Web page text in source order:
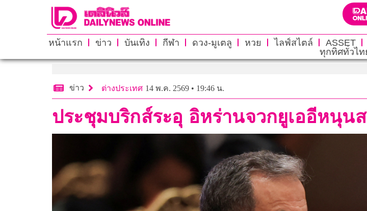
หน้าแรก ข่าว บันเทิง กีฬา ดวง-มูเตลู หวย ไลฟ์สไตล์ ASSET
ทุกทิศทั่วไท
ข่าว ต่างประเทศ 14 พ.ค. 2569 • 19:46 น.
ประชุมบริกส์ระอุ อิหร่านจวกยูเออีหนุน